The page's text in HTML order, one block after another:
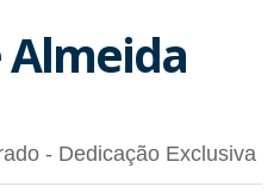
- Dedicação Exclusiva